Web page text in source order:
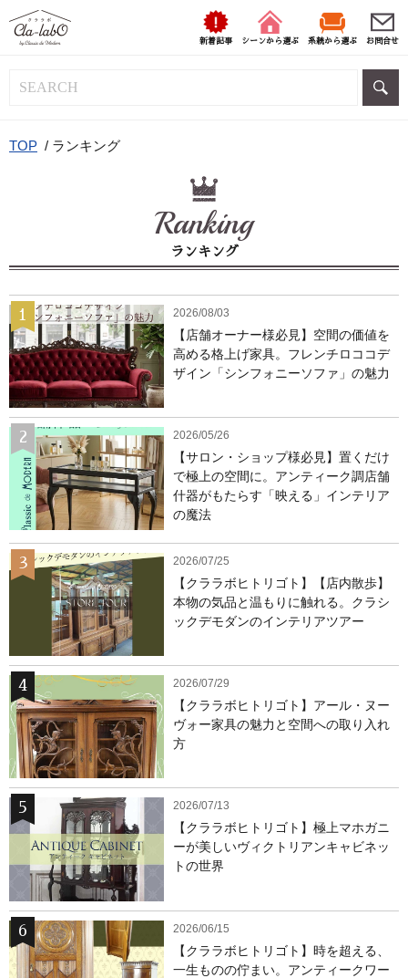
新着記事 シーンから選ぶ 系統から選ぶ お問合せ
TOP / ランキング
Ranking
ランキング
2026/08/03
【店舗オーナー様必見】空間の価値を
高める格上げ家具。フレンチロココデ
ザイン「シンフォニーソファ」の魅力
2026/05/26
【サロン・ショップ様必見】置くだけ
で極上の空間に。アンティーク調店舗
什器がもたらす「映える」インテリア
の魔法
2026/07/25
【クララボヒトリゴト】【店内散歩】
本物の気品と温もりに触れる。クラシ
ックデモダンのインテリアツアー
2026/07/29
【クララボヒトリゴト】アール・ヌー
ヴォー家具の魅力と空間への取り入れ
方
2026/07/13
【クララボヒトリゴト】極上マホガニ
ーが美しいヴィクトリアンキャビネッ
トの世界
2026/06/15
【クララボヒトリゴト】時を超える、
一生ものの佇まい。アンティークワー